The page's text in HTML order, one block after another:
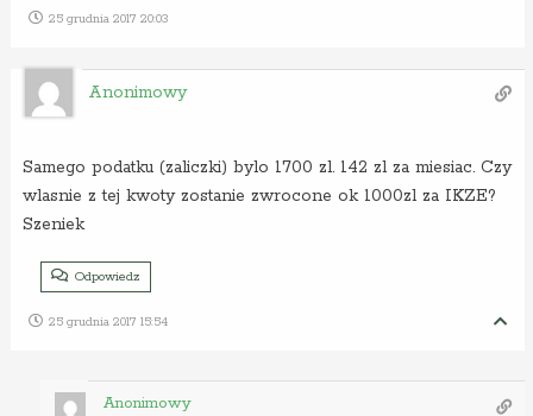
25 grudnia 2017 20:03
Anonimowy
Samego podatku (zaliczki) bylo 1700 zl. 142 zl za miesiac. Czy
wlasnie z tej kwoty zostanie zwrocone ok 1000zl za IKZE?
Szeniek
Odpowiedz
25 grudnia 2017 15:54
Anonimowy